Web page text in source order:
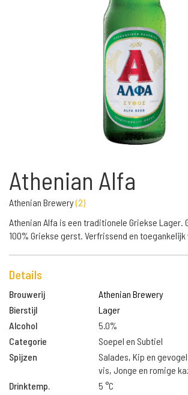
Athenian Alfa
Athenian Brewery(2)
Athenian Alfa is een traditionele Griekse Lager.
100% Griekse gerst. Verfrissend en
Details
Brouwerij
Athenian Brewery
Bierstijl
Lager
Alcohol
5.0%
Categorie
Soepel en Subtiel
Spijzen
Salades, Kip en
vis, Jonge en romige
Drinktemp.
5 °C